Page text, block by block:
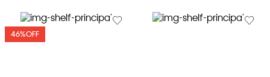
46%OFF